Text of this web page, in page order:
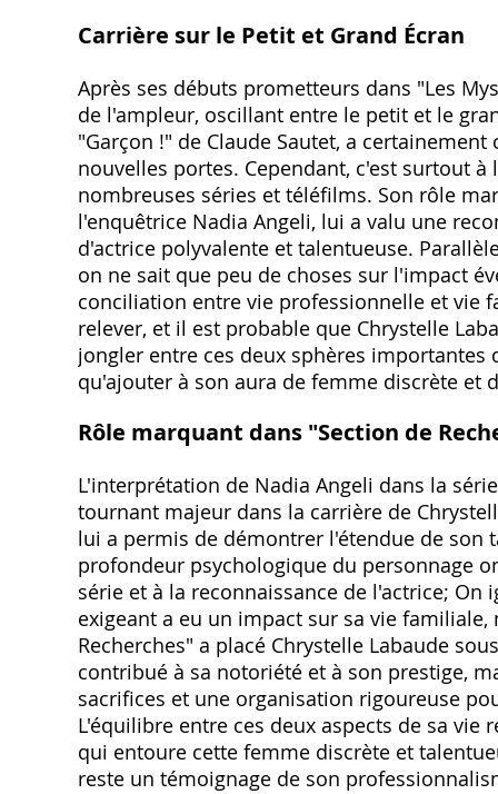
Carrière sur le Petit et Grand Écran
Après ses débuts prometteurs dans "Les
de l'ampleur‚ oscillant entre le petit et le
"Garçon !" de Claude Sautet‚ a
nouvelles portes. Cependant‚ c'est surtout
nombreuses séries et téléfilms. Son rôle
l'enquêtrice Nadia Angeli‚ lui a valu une
d'actrice polyvalente et talentueuse.
on ne sait que peu de choses sur l'impact
conciliation entre vie professionnelle et vie
relever‚ et il est probable que Chrystelle
jongler entre ces deux sphères
qu'ajouter à son aura de femme discrète et
Rôle marquant dans "Section de
L'interprétation de Nadia Angeli dans la
tournant majeur dans la carrière de
lui a permis de démontrer l'étendue de son
profondeur psychologique du personnage
série et à la reconnaissance de l'actrice;
exigeant a eu un impact sur sa vie
Recherches" a placé Chrystelle Labaude
contribué à sa notoriété et à son prestige‚
sacrifices et une organisation rigoureuse
L'équilibre entre ces deux aspects de sa
qui entoure cette femme discrète et
reste un témoignage de son